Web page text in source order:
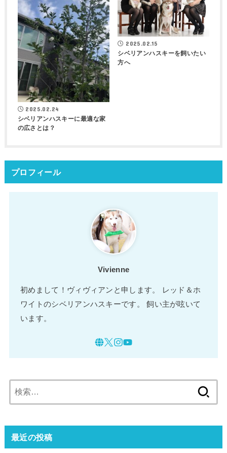
2025.02.24
シベリアンハスキーに最適な家
の広さとは？
2025.02.15
シベリアンハスキーを飼いたい
方へ
プロフィール
Vivienne
初めまして！ヴィヴィアンと申します。 レッド＆ホ
ワイトのシベリアンハスキーです。 飼い主が呟いて
います。
索:
最近の投稿